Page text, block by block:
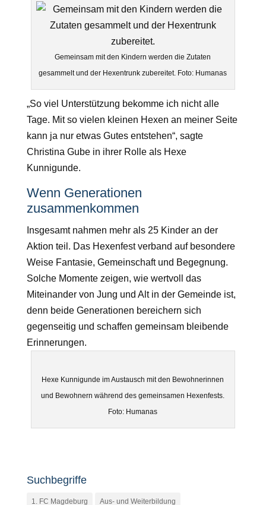
Gemeinsam mit den Kindern werden die Zutaten
gesammelt und der Hexentrunk zubereitet. Foto: Humanas
„So viel Unterstützung bekomme ich nicht alle
Tage. Mit so vielen kleinen Hexen an meiner Seite
kann ja nur etwas Gutes entstehen“, sagte
Christina Gube in ihrer Rolle als Hexe
Kunnigunde.
Wenn Generationen
zusammenkommen
Insgesamt nahmen mehr als 25 Kinder an der
Aktion teil. Das Hexenfest verband auf besondere
Weise Fantasie, Gemeinschaft und Begegnung.
Solche Momente zeigen, wie wertvoll das
Miteinander von Jung und Alt in der Gemeinde ist,
denn beide Generationen bereichern sich
gegenseitig und schaffen gemeinsam bleibende
Erinnerungen.
Hexe Kunnigunde im Austausch mit den Bewohnerinnen
und Bewohnern während des gemeinsamen Hexenfests.
Foto: Humanas
Suchbegriffe
1. FC Magdeburg Aus- und Weiterbildung